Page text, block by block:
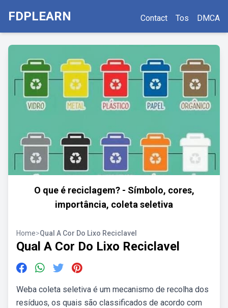
FDPLEARN Contact Tos DMCA
O que é reciclagem? - Símbolo, cores,
importância, coleta seletiva
Home>Qual A Cor Do Lixo Reciclavel
Qual A Cor Do Lixo Reciclavel
Weba coleta seletiva é um mecanismo de recolha dos
resíduos, os quais são classificados de acordo com